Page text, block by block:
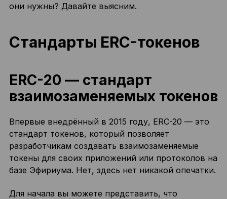
они нужны? Давайте выясним.
Стандарты ERC-токенов
ERC-20 — стандарт
взаимозаменяемых токенов
Впервые внедрённый в 2015 году, ERC-20 — это
стандарт токенов, который позволяет
разработчикам создавать взаимозаменяемые
токены для своих приложений или протоколов на
базе Эфириума. Нет, здесь нет никакой опечатки.
Для начала вы можете представить, что